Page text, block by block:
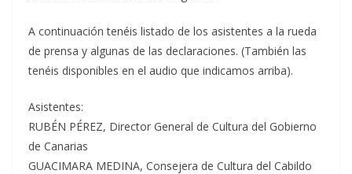
A continuación tenéis listado de los asistentes a la rueda
de prensa y algunas de las declaraciones. (También las
tenéis disponibles en el audio que indicamos arriba).
Asistentes:
RUBÉN PÉREZ, Director General de Cultura del Gobierno
de Canarias
GUACIMARA MEDINA, Consejera de Cultura del Cabildo